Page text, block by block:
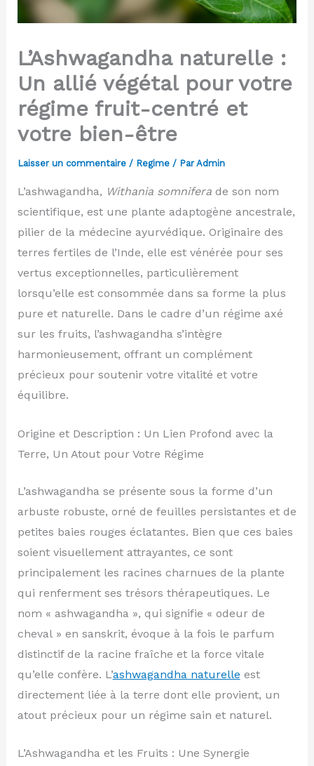
L’Ashwagandha naturelle :
Un allié végétal pour votre
régime fruit-centré et
votre bien-être
Laisser un commentaire / Regime/ ParAdmin
L’ashwagandha, Withania somniferade son nom
scientifique, est une plante adaptogène ancestrale,
pilier de la médecine ayurvédique. Originaire des
terres fertiles de l’Inde, elle est vénérée pour ses
vertus exceptionnelles, particulièrement
lorsqu’elle est consommée dans sa forme la plus
pure et naturelle. Dans le cadre d’un régime axé
sur les fruits, l’ashwagandha s’intègre
harmonieusement, offrant un complément
précieux pour soutenir votre vitalité et votre
équilibre.
Origine et Description : Un Lien Profond avec la
Terre, Un Atout pour Votre Régime
L’ashwagandha se présente sous la forme d’un
arbuste robuste, orné de feuilles persistantes et de
petites baies rouges éclatantes. Bien que ces baies
soient visuellement attrayantes, ce sont
principalement les racines charnues de la plante
qui renferment ses trésors thérapeutiques. Le
nom « ashwagandha », qui signifie « odeur de
cheval » en sanskrit, évoque à la fois le parfum
distinctif de la racine fraîche et la force vitale
qu’elle confère. L’ashwagandha naturelle est
directement liée à la terre dont elle provient, un
atout précieux pour un régime sain et naturel.
L’Ashwagandha et les Fruits : Une Synergie